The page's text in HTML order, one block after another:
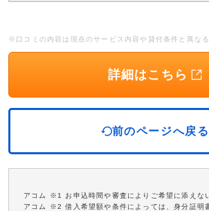
※口コミの内容は現在のサービス内容や貸付条件と異なる
詳細はこちら
前のページへ戻る
アコム ※1 お申込時間や審査によりご希望に添えな
アコム ※2 借入希望額や条件によっては、身分証明